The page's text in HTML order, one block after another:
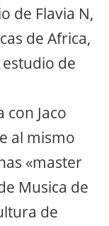
de Flavia N,
de Africa,
de
con Jaco
al mismo
«master
Musica de
de